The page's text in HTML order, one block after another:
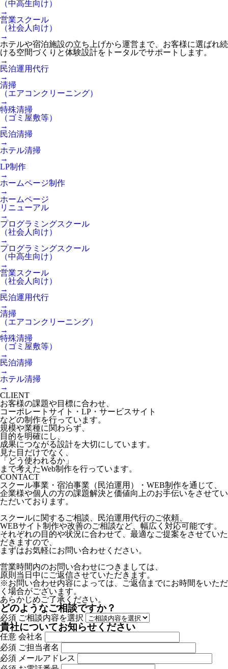
（中高生向け）
→
営業スクール
（社会人向け）
→
ホテルや宿泊施設の立ち上げから運営まで、お客様に選ばれ続
ける空間づくりと体験設計をトータルでサポートします。
→
民泊運用代行
→
清掃
（エアコンクリーニング）
→
特殊清掃
（ゴミ屋敷等）
→
民泊清掃
→
ホテル清掃
→
LP制作
→
ホームページ制作
→
ホームページ
リニューアル
→
プログラミングスクール
（社会人向け）
→
プログラミングスクール
（中高生向け）
→
営業スクール
（社会人向け）
→
民泊運用代行
→
清掃
（エアコンクリーニング）
→
特殊清掃
（ゴミ屋敷等）
→
民泊清掃
→
ホテル清掃
→
CLIENT
お客様の課題や目標に合わせ、
コーポレートサイト・LP・サービスサイト
などの制作を行っています。
規模や業種に関わらず、
目的を明確にし、
成果につながる設計を大切にしています。
見た目だけでなく、
「どう使われるか」
まで考えたWeb制作を行っています。
CONTACT
スクール事業・宿泊事業（民泊運用）・WEB制作を通じて、
企業様や個人の方の課題解決と価値向上のお手伝いをさせてい
ただいております。
スクールに関するご相談、民泊運用代行のご依頼、
WEBサイト制作や改善のご相談など、幅広く対応可能です。
それぞれの目的や状況に合わせて、最適なご提案をさせていた
だきますので、
まずはお気軽にお問い合わせください。
営業時間内のお問い合わせにつきましては、
原則当日中にご返信させていただきます。
※お問い合わせ内容によっては、ご返信までにお時間をいただ
く場合がございます。
あらかじめご了承ください。
どのようなご相談ですか？
必須 ご相談内容を選択
貴社についてお知らせください
任意 会社名
必須 ご担当者名
必須 メールアドレス